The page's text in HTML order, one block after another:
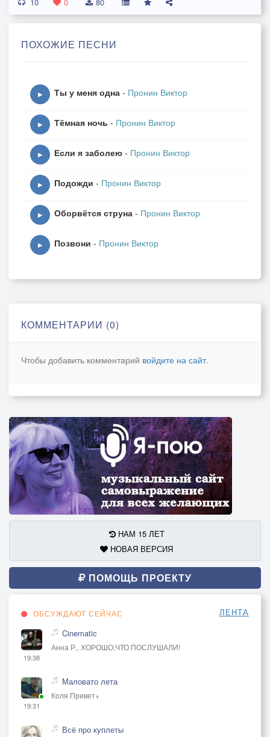
ПОХОЖИЕ ПЕСНИ
▶ Ты у меня одна - Пронин Виктор
▶ Тёмная ночь - Пронин Виктор
▶ Если я заболею - Пронин Виктор
▶ Подожди - Пронин Виктор
▶ Оборвётся струна - Пронин Виктор
▶ Позвони - Пронин Виктор
КОММЕНТАРИИ (0)
Чтобы добавить комментарий войдите на сайт.
НАМ 15 ЛЕТ
НОВАЯ ВЕРСИЯ
ПОМОЩЬ ПРОЕКТУ
ОБСУЖДАЮТ СЕЙЧАС ЛЕНТА
19:38
Cinematic
Анна Р., ХОРОШО,ЧТО ПОСЛУШАЛИ!
19:31
Маловато лета
Коля Привет+
Всё про куплеты